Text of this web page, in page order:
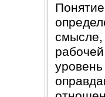
смысле,